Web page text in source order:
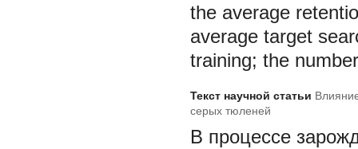
the average
average target
training; the
Текст научной статьи
серых тюленей
В процессе